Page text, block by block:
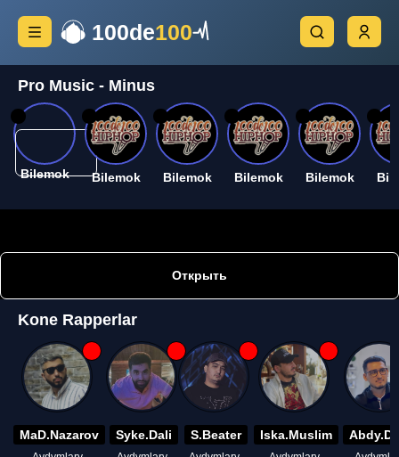
100de100
Pro Music - Minus
Bilemok Bilemok Bilemok Bilemok Bilemok
Открыть
Kone Rapperlar
MaD.Nazarov Syke.Dali S.Beater Iska.Muslim